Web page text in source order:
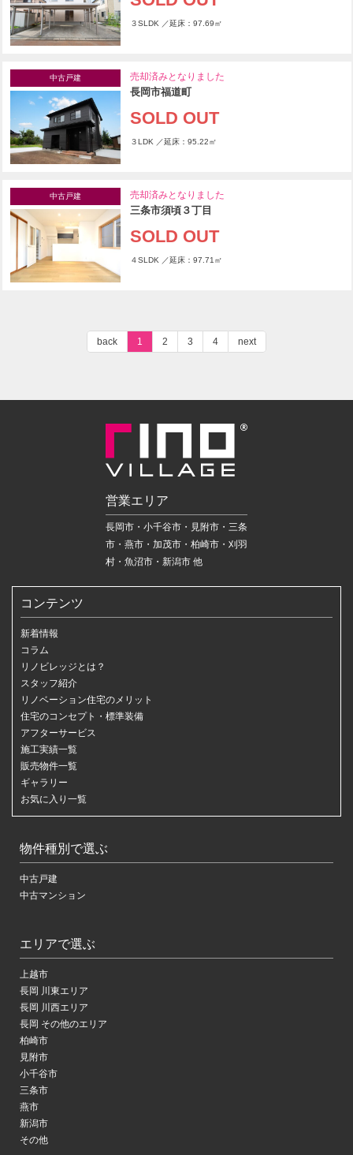
３SLDK ／延床：97.69㎡
中古戸建 売却済みとなりました
長岡市福道町
SOLD OUT
３LDK ／延床：95.22㎡
中古戸建 売却済みとなりました
三条市須頃３丁目
SOLD OUT
４SLDK ／延床：97.71㎡
back 1 2 3 4 next
営業エリア
長岡市・小千谷市・見附市・三条
市・燕市・加茂市・柏崎市・刈羽
村・魚沼市・新潟市 他
コンテンツ
新着情報
コラム
リノビレッジとは？
スタッフ紹介
リノベーション住宅のメリット
住宅のコンセプト・標準装備
アフターサービス
施工実績一覧
販売物件一覧
ギャラリー
お気に入り一覧
物件種別で選ぶ
中古戸建
中古マンション
エリアで選ぶ
上越市
長岡 川東エリア
長岡 川西エリア
長岡 その他のエリア
柏崎市
見附市
小千谷市
三条市
燕市
新潟市
その他